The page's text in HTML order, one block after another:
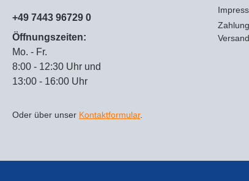
+49 7443 96729 0
Öffnungszeiten:
Mo. - Fr.
8:00 - 12:30 Uhr und
13:00 - 16:00 Uhr
Oder über unser Kontaktformular.
Versand